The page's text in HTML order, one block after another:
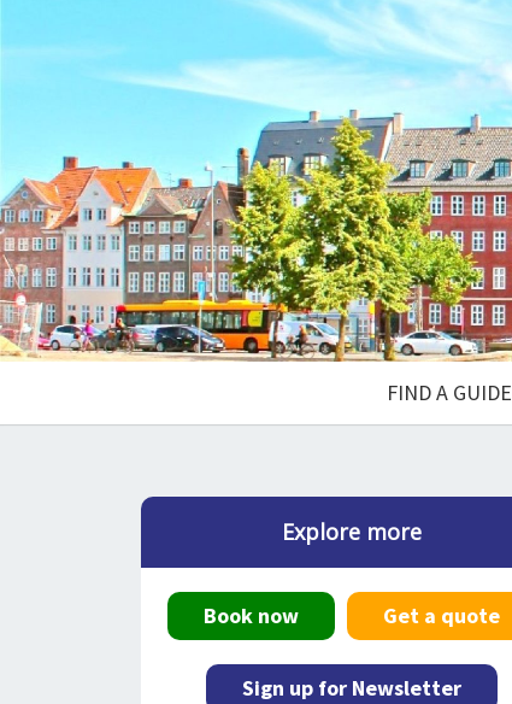
FIND A GUIDE
Explore more
Book now Get a quote
Sign up for Newsletter